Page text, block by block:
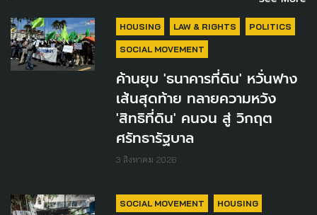
HOUSING LAW & RIGHTS POLITICS
SOCIAL MOVEMENT
ค้านยุบ 'ธนาคารที่ดิน' หวั่นฟาง
เส้นสุดท้าย ทลายความหวัง
'สิทธิที่ดิน' คนจน สู่ วิกฤต
ศรัทธารัฐบาล
3 สิงหาคม 2026
SOCIAL MOVEMENT HOUSING